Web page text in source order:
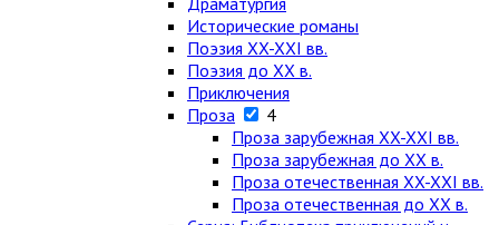
Исторические романы
Поэзия XX-XXI вв.
Поэзия до XX в.
Приключения
Проза
4
Проза зарубежная XX-XXI вв.
Проза зарубежная до XX в.
Проза отечественная XX-XXI вв.
Проза отечественная до XX в.